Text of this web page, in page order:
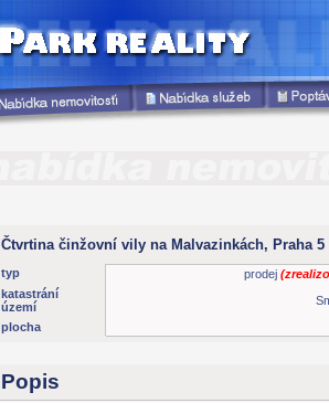
Čtvrtina činžovní vily na Malvazinkách, Praha
typ prodej
katastrání
území
plocha
Popis